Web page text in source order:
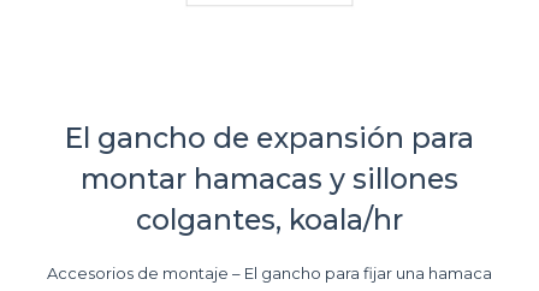
El gancho de expansión para
montar hamacas y sillones
colgantes, koala/hr
Accesorios de montaje – El gancho para fijar una hamaca